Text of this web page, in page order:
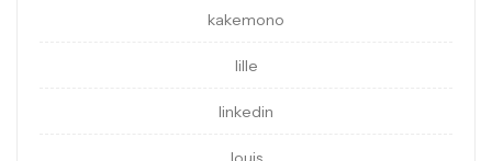
kakemono
lille
linkedin